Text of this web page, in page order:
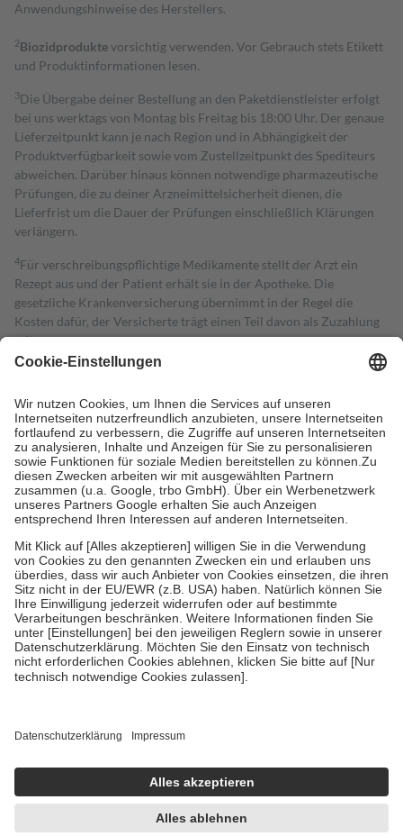
Anwendungshinweise des Herstellers.
2Biozidproduktevorsichtig verwenden. Vor Gebrauch stets Etikett
und Produktinformationen lesen.
3Die Übergabe deiner Bestellung an den Paketdienstleister erfolgt
bei uns werktags von Montag bis Freitag bis 18:00 Uhr. Der genaue
Lieferzeitpunkt kann je nach Region und in Abhängigkeit der
Produktverfügbarkeit sowie vom Zustellzeitpunkt des Spediteurs
abweichen. Darüber hinaus können notwendige pharmazeutische
Prüfungen, die zu deiner Arzneimittelsicherheit dienen, die
Lieferfrist um die Dauer der Prüfungen einschließlich Klärungen
verlängern.
4Für verschreibungspflichtige Medikamente stellt der Arzt ein
Rezept aus und der Patient erhält sie in der Apotheke. Die
gesetzliche Krankenversicherung übernimmt in der Regel die
Kosten dafür, der Versicherte trägt einen Teil davon als Zuzahlung
mit.
Grundsätzlich leisten Mitglieder Zuzahlungen in Höhe von zehn
höchstens zehn Euro.
Es sind jedoch nie mehr als die tatsächlichen
Kosten der Leistung zu entrichten.
Diese Regeln gelten grundsätzlich auch für Online-Apotheken.
Bei Heilmitteln und häuslicher Krankenpflege beträgt die
Zuzahlung zehn Prozent der Kosten sowie zehn Euro je
Verordnung.
Um das Engagement der Versicherten für ihre eigene Gesundheit zu
stärken und die besondere Stellung der Familie zu unterstützen,
fallenkeine Zuzahlungenan bei:
• Kindern und Jugendlichen bis zum vollendeten 18. Lebensjahr
mit Ausnahme der Fahrkosten
• Untersuchungen zur Vorsorge und Früherkennung, die von der
GKV getragen werden
• empfohlenen Schutzimpfungen
• Harn- und Blutteststreifen
getroffen, um sicherzustellen, dass es sich um echte Bewertungen
https://help.etrusted.com/hc/de/articles/4419944605341
Einige Bilder und Inhalte wurden unter Zuhilfenahme künstlicher